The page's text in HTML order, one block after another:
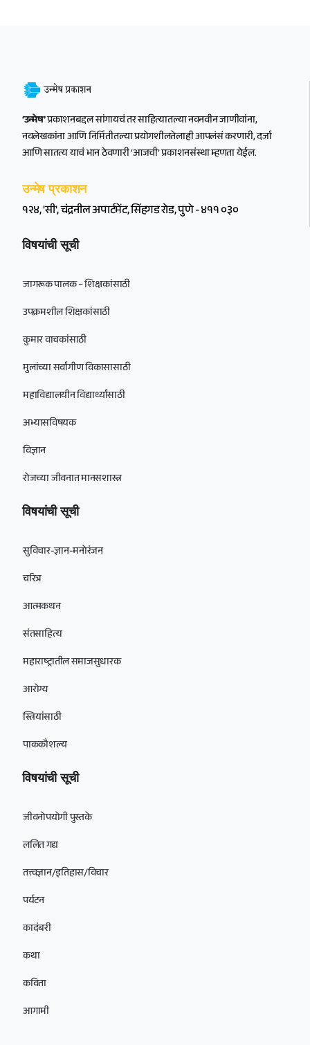
‘उन्मेष’प्रकाशनबद्दल सांगायचं तर साहित्यातल्या नवनवीन जाणीवांना,
नवलेखकांना आणि निर्मितीतल्या प्रयोगशीलतेलाही आपलंसं करणारी, दर्जा
आणि सातत्य याचं भान ठेवणारी ‘आजची’ प्रकाशनसंस्था म्हणता येईल.
उन्मेष प्रकाशन
१२४, 'सी', चंद्रनील अपार्टमेंट, सिंहगड रोड, पुणे - ४११ ०३०
विषयांची सूची
जागरूक पालक – शिक्षकांसाठी
उपक्रमशील शिक्षकांसाठी
कुमार वाचकांसाठी
मुलांच्या सर्वांगीण विकासासाठी
महाविद्यालयीन विद्यार्थ्यांसाठी
अभ्यासविषयक
विज्ञान
रोजच्या जीवनात मानसशास्त्र
विषयांची सूची
सुविचार-ज्ञान-मनोरंजन
चरित्र
आत्मकथन
संतसाहित्य
महाराष्ट्रातील समाजसुधारक
आरोग्य
स्त्रियांसाठी
पाककौशल्य
विषयांची सूची
जीवनोपयोगी पुस्तके
ललित गद्य
तत्त्वज्ञान/इतिहास/विचार
पर्यटन
कादंबरी
कथा
कविता
आगामी